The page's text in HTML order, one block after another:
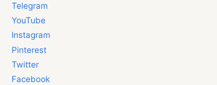
Telegram
YouTube
Instagram
Pinterest
Twitter
Facebook